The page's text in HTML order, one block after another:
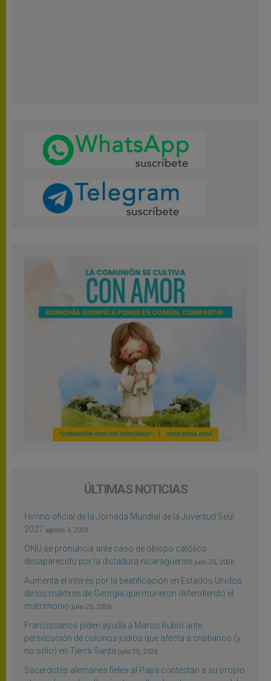
ÚLTIMAS NOTICIAS
Himno oficial de la Jornada Mundial de la Juventud Seúl
2027 agosto 3, 2026
ONU se pronuncia ante caso de obispo católico
desaparecido por la dictadura nicaragüense julio 25, 2026
Aumenta el interés por la beatificación en Estados Unidos
de los mártires de Georgia que murieron defendiendo el
matrimonio julio 25, 2026
Franciscanos piden ayuda a Marco Rubio ante
persecución de colonos judíos que afecta a cristianos (y
no sólo) en Tierra Santa julio 25, 2026
Sacerdotes alemanes fieles al Papa contestan a su propio